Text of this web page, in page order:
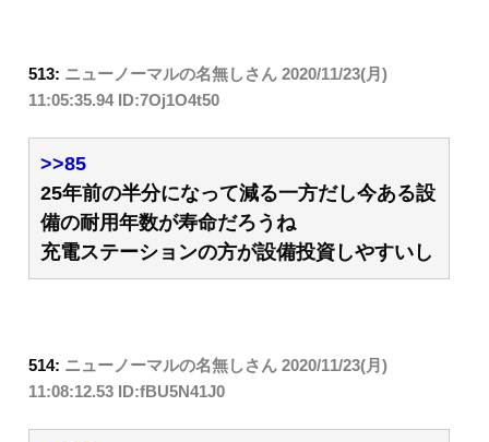
513: ニューノーマルの名無しさん 2020/11/23(月)
11:05:35.94 ID:7Oj1O4t50
>>85
25年前の半分になって減る一方だし今ある設
備の耐用年数が寿命だろうね
充電ステーションの方が設備投資しやすいし
514: ニューノーマルの名無しさん 2020/11/23(月)
11:08:12.53 ID:fBU5N41J0